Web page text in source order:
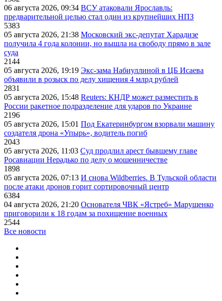
06 августа 2026, 09:34 ВСУ атаковали Ярославль:
предварительной целью стал один из крупнейших НПЗ
5383
05 августа 2026, 21:38 Московский экс-депутат Харадизе
получила 4 года колонии, но вышла на свободу прямо в зале
суда
2144
05 августа 2026, 19:19 Экс-зама Набиуллиной в ЦБ Исаева
объявили в розыск по делу хищения 4 млрд рублей
2831
05 августа 2026, 15:48 Reuters: КНДР может разместить в
России ракетное подразделение для ударов по Украине
2196
05 августа 2026, 15:01 Под Екатеринбургом взорвали машину
создателя дрона «Упырь», водитель погиб
2043
05 августа 2026, 11:03 Суд продлил арест бывшему главе
Росавиации Нерадько по делу о мошенничестве
1898
05 августа 2026, 07:13 И снова Wildberries. В Тульской области
после атаки дронов горит сортировочный центр
6384
04 августа 2026, 21:20 Основателя ЧВК «Ястреб» Марущенко
приговорили к 18 годам за похищение военных
2544
Все новости